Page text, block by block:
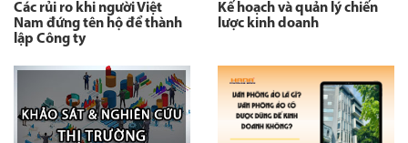
Các rủi ro khi người Việt
Nam đứng tên hộ để thành
lập Công ty
Kế hoạch và quản lý chiến
lược kinh doanh